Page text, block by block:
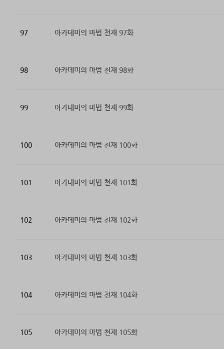
97 아카데미의 마법 천재 97화
98 아카데미의 마법 천재 98화
99 아카데미의 마법 천재 99화
100 아카데미의 마법 천재 100화
101 아카데미의 마법 천재 101화
102 아카데미의 마법 천재 102화
103 아카데미의 마법 천재 103화
104 아카데미의 마법 천재 104화
105 아카데미의 마법 천재 105화